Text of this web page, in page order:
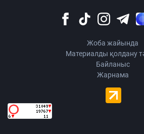
Жоба жайында
Материалды қолдану
Байланыс
Жарнама